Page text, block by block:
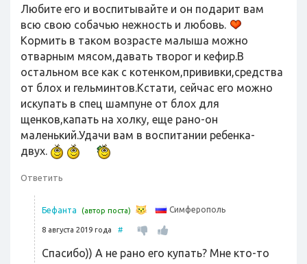
Любите его и воспитывайте и он подарит вам
всю свою собачью нежность и любовь.
Кормить в таком возрасте малыша можно
отварным мясом,давать творог и кефир.В
остальном все как с котенком,прививки,средства
от блох и гельминтов.Кстати, сейчас его можно
искупать в спец шампуне от блох для
щенков,капать на холку, еще рано-он
маленький.Удачи вам в воспитании ребенка-
двух.
Ответить
Бефанта (автор поста) Симферополь
8 августа 2019 года #
Спасибо)) А не рано его купать? Мне кто-то